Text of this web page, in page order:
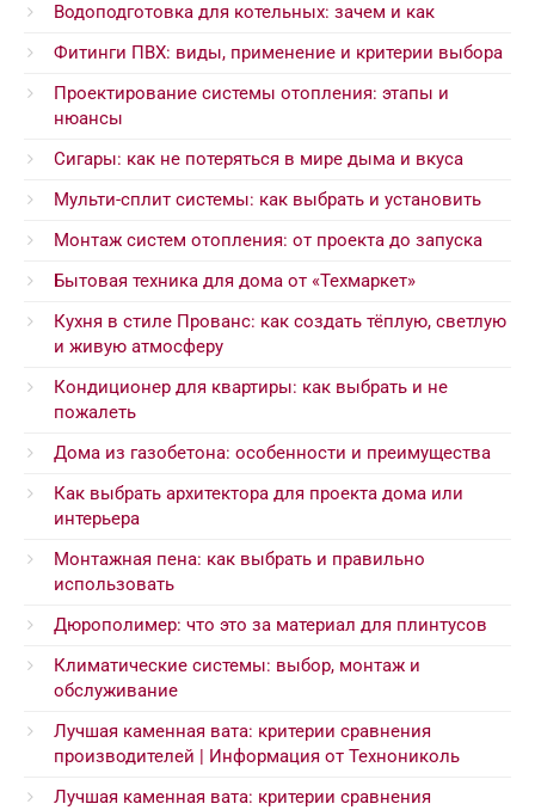
Водоподготовка для котельных: зачем и как
Фитинги ПВХ: виды, применение и критерии выбора
Проектирование системы отопления: этапы и
нюансы
Сигары: как не потеряться в мире дыма и вкуса
Мульти-сплит системы: как выбрать и установить
Монтаж систем отопления: от проекта до запуска
Бытовая техника для дома от «Техмаркет»
Кухня в стиле Прованс: как создать тёплую, светлую
и живую атмосферу
Кондиционер для квартиры: как выбрать и не
пожалеть
Дома из газобетона: особенности и преимущества
Как выбрать архитектора для проекта дома или
интерьера
Монтажная пена: как выбрать и правильно
использовать
Дюрополимер: что это за материал для плинтусов
Климатические системы: выбор, монтаж и
обслуживание
Лучшая каменная вата: критерии сравнения
производителей | Информация от Технониколь
Лучшая каменная вата: критерии сравнения